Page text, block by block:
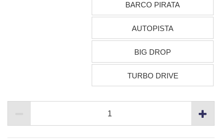
BARCO PIRATA
AUTOPISTA
BIG DROP
TURBO DRIVE